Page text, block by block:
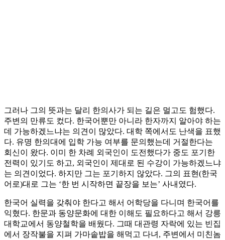
그러나 그의 뜻과는 달리 한의사가 되는 길은 멀고도 험했다.
주변의 만류도 컸다. 한국어뿐만 아니라 한자까지 알아야 하는
데 가능하겠느냐는 의견이 많았다. 대학 쪽에서도 난색을 표했
다. 유명 한의대에 입학 가능 여부를 문의했는데 거절한다는
회신이 왔다. 이미 한 차례 외국인이 도전했다가 중도 포기한
전력이 있기도 하고, 외국인이 제대로 된 수강이 가능하겠느냐
는 의견이었다. 하지만 그는 포기하지 않았다. 그의 표현(한국
어로)대로 그는 ‘한 번 시작하면 끝장을 보는’ 사내였다.
한국어 실력을 갖춰야 한다고 해서 어학당을 다니며 한국어를
익혔다. 한문과 동양문화에 대한 이해도 필요하다고 해서 강릉
대학교에서 동양철학을 배웠다. 그때 대관령 자락에 있는 빈집
에서 장작불을 지펴 가마솥밥을 해먹고 다녀, 주변에서 미친놈